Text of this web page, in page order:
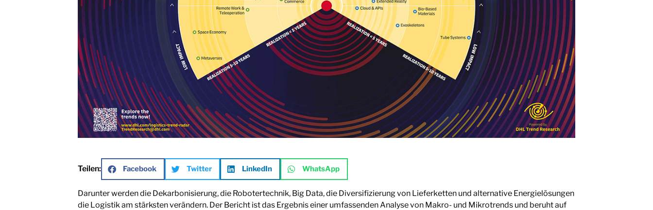
Teilen: Facebook Twitter LinkedIn WhatsApp
Darunter werden die Dekarbonisierung, die Robotertechnik, Big Data, die Diversifizierung von Lieferketten und alternative Energielösungen
die Logistik am stärksten verändern. Der Bericht ist das Ergebnis einer umfassenden Analyse von Makro- und Mikrotrends und beruht auf